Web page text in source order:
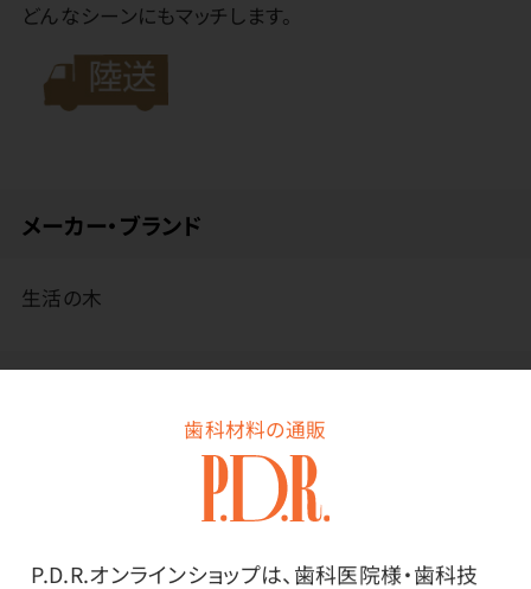
歯科材料の通販
P.D.R.オンラインショップは、歯科医院様・歯科技
どんなシーンにもマッチします。
メーカー・ブランド
生活の木
●主な使用精油／ラベンダー、ベルガモット、レモン